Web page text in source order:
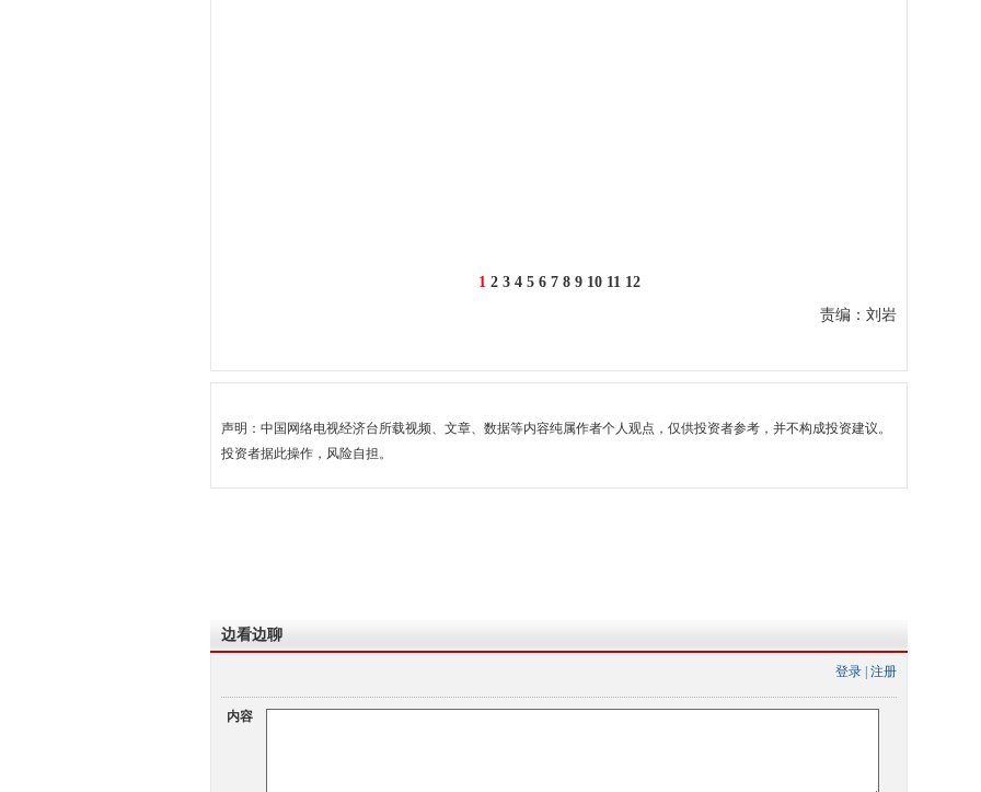
1 2 3 4 5 6 7 8 9 10 11 12
责编：刘岩
声明：中国网络电视经济台所载视频、文章、数据等内容纯属作者个人观点，仅供投资者参考，并不构成投资建议。
投资者据此操作，风险自担。
边看边聊
登录 注册
内容